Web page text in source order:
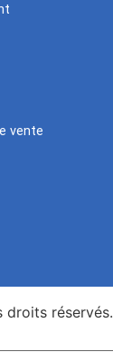
vente
droits réservés.